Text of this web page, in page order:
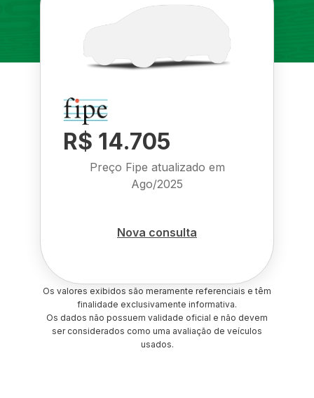
R$ 14.705
Preço Fipe atualizado em
Ago/2025
Nova consulta
Os valores exibidos são meramente referenciais e têm
finalidade exclusivamente informativa.
Os dados não possuem validade oficial e não devem
ser considerados como uma avaliação de veículos
usados.